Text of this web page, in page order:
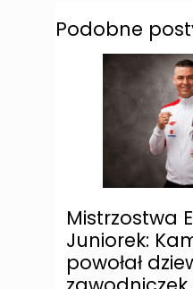
Podobne
Mistrzostwa
Juniorek:
powołał